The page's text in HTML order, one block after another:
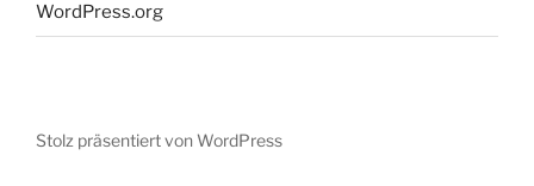
WordPress.org
Stolz präsentiert von WordPress